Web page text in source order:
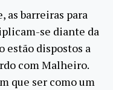
as barreiras para
se diante da
estão dispostos a
com Malheiro.
que ser como um